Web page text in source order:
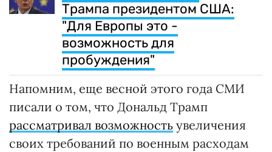
Трампа президентом США:
"Для Европы это -
возможность для
пробуждения"
Напомним, еще весной этого года СМИ
писали о том, что Дональд Трамп
рассматривал возможность увеличения
своих требований по военным расходам